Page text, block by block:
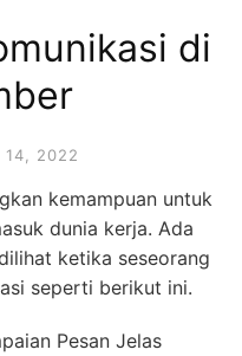
di
14, 2022
kemampuan untuk
dunia kerja. Ada
ketika seseorang
seperti berikut ini.
Pesan Jelas